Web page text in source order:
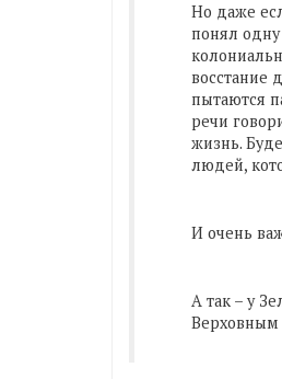
Но даже
понял одну
восстание
пытаются
речи
жизнь.
людей,
И очень
А так – у